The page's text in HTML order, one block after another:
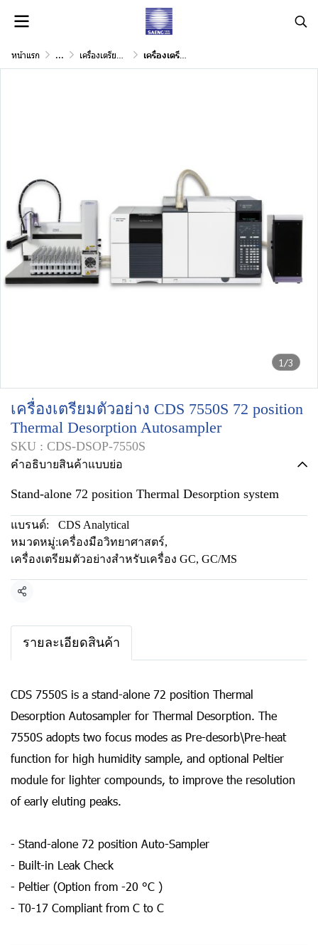
หน้าแรก ... เครื่องเตรียมตัวอย่างสำหรับเครื่อง GC, GC/MS เครื่องเตรียมตัวอย่าง CDS 7550S 72 position Thermal Desorption Autosampler
1/3
เครื่องเตรียมตัวอย่าง CDS 7550S 72 position
Thermal Desorption Autosampler
SKU : CDS-DSOP-7550S
คำอธิบายสินค้าแบบย่อ
Stand-alone 72 position Thermal Desorption system
แบรนด์:
CDS Analytical
หมวดหมู่:เครื่องมือวิทยาศาสตร์,
เครื่องเตรียมตัวอย่างสำหรับเครื่อง GC, GC/MS
แชร์
รายละเอียดสินค้า
CDS 7550S is a stand-alone 72 position Thermal
Desorption Autosampler for Thermal Desorption. The
7550S adopts two focus modes as Pre-desorb\Pre-heat
function for high humidity sample, and optional Peltier
module for lighter compounds, to improve the resolution
of early eluting peaks.
- Stand-alone 72 position Auto-Sampler
- Built-in Leak Check
- Peltier (Option from -20 °C )
- T0-17 Compliant from C to C